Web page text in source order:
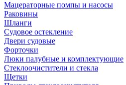
Мацераторные помпы и насосы
Раковины
Шланги
Судовое остекление
Двери судовые
Форточки
Люки палубные и комплектующие
Стеклоочистители и стекла
Щетки